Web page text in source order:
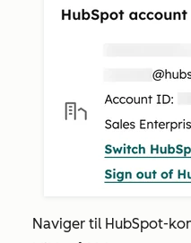
Naviger til HubSpot-